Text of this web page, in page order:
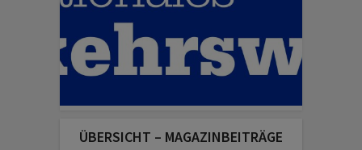
ÜBERSICHT – MAGAZINBEITRÄGE